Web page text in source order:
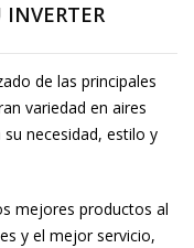
de las principales
variedad en aires
necesidad, estilo y
mejores productos al
y el mejor servicio,